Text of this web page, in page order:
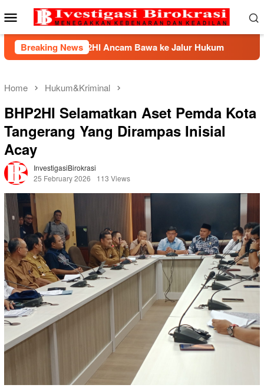
to
Mobile
Menu
Breaking News
BHP2HI Ancam Bawa ke Jalur Hukum Kemnaker
Home Hukum&Kriminal
BHP2HI Selamatkan Aset Pemda Kota
Tangerang Yang Dirampas Inisial
Acay
InvestigasiBirokrasi
25 February 2026
113 Views